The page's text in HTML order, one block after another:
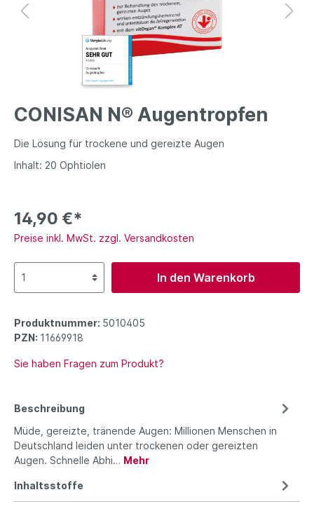
CONISAN N® Augentropfen
Die Lösung für trockene und gereizte Augen
Inhalt: 20 Ophtiolen
14,90 €*
Preise inkl. MwSt. zzgl. Versandkosten
In den Warenkorb
Produktnummer: 5010405
PZN: 11669918
Sie haben Fragen zum Produkt?
Beschreibung
Müde, gereizte, tränende Augen: Millionen Menschen in
Deutschland leiden unter trockenen oder gereizten
Augen. Schnelle Abhi… Mehr
Inhaltsstoffe